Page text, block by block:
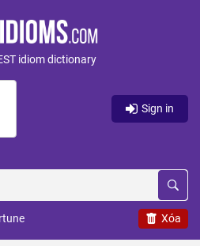
idiom dictionary
Sign in
Xóa